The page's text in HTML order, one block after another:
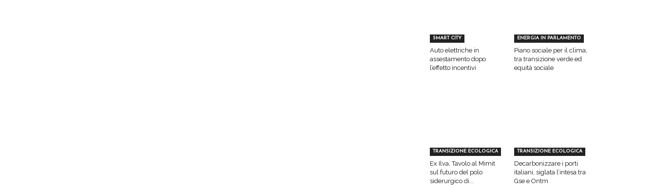
SMART CITY
Auto elettriche in
assestamento dopo
l’effetto incentivi
ENERGIA IN PARLAMENTO
Piano sociale per il clima,
tra transizione verde ed
equità sociale
TRANSIZIONE ECOLOGICA
Ex Ilva, Tavolo al Mimit
sul futuro del polo
siderurgico di...
TRANSIZIONE ECOLOGICA
Decarbonizzare i porti
italiani, siglata l’intesa tra
Gse e Ontm